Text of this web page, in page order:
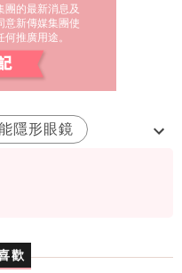
團的最新消息及
意新傳媒集團使
推廣用途。
隱形眼鏡
歡